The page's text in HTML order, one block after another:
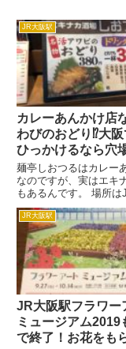
JR大阪駅
カレーあんかけ店
わびのおどり⁉大
ひっかけるなら穴
麺亭しおつるはカレー
なのですが、実はエキ
もあるんです。 場所は
です。 エキナカは電車
に一杯ひっかけるのに
いですよね。 その中で
ったのが活あわびのお
ちらでは純粋なあわび
JR大阪駅
JR大阪駅フラワー
ミュージアム2019
で終了！お花をも